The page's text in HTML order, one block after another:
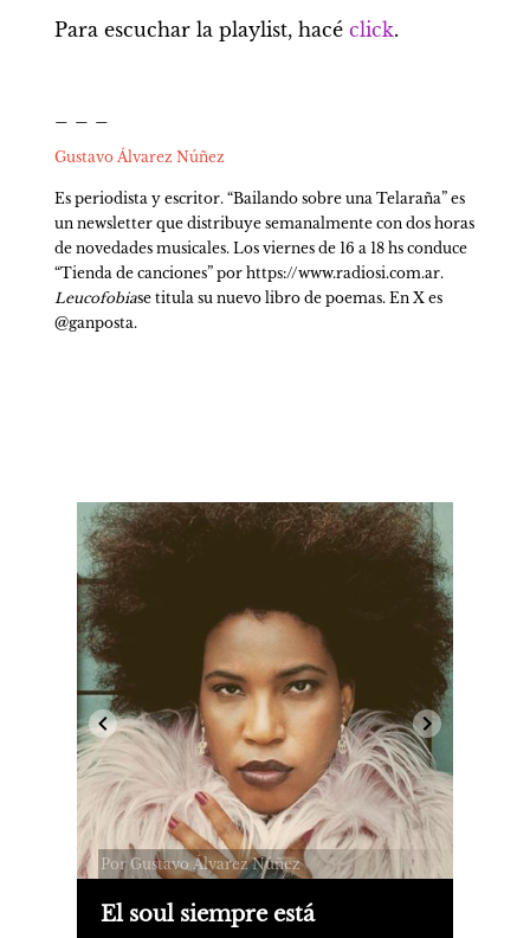
Para escuchar la playlist, hacé click.
Gustavo Álvarez Núñez
Es periodista y escritor. “Bailando sobre una Telaraña” es
un newsletter que distribuye semanalmente con dos horas
de novedades musicales. Los viernes de 16 a 18 hs conduce
“Tienda de canciones” por https://www.radiosi.com.ar.
Leucofobiase titula su nuevo libro de poemas. En X es
@ganposta.
Por Gustavo Álvarez Núñez
El soul siempre está